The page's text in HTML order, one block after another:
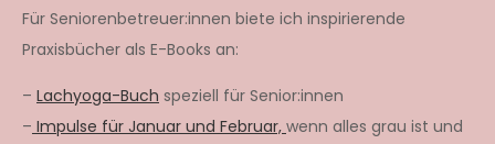
Für Seniorenbetreuer:innen biete ich inspirierende
Praxisbücher als E-Books an:
– Lachyoga-Buch speziell für Senior:innen
– Impulse für Januar und Februar, wenn alles grau ist und